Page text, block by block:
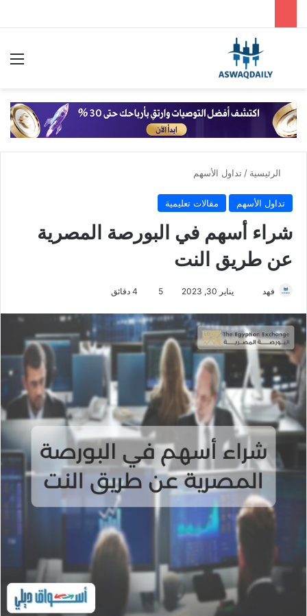
بحث عن
الرئيسية / تداول الأسهم
تداول الأسهم مقالات تعليمية
شراء أسهم في البورصة المصرية
عن طريق النت
فهد
س
ل
ر
ي
د
ا
ل
ك
ت
ر
يناير 30, 2023 5